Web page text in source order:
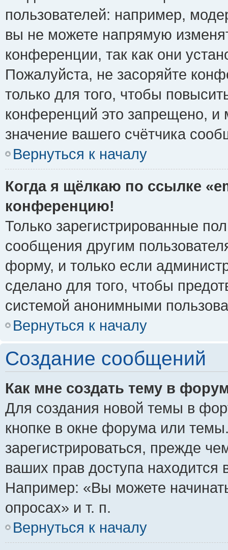
пользователей: например,
вы не можете напрямую
конференции, так как они
Пожалуйста, не засоряйте
только для того, чтобы
конференций это запрещено, и
значение вашего счётчика
Вернуться к началу
Когда я щёлкаю по ссылке
конференцию!
Только зарегистрированные
сообщения другим
форму, и только если
сделано для того, чтобы
системой анонимными
Вернуться к началу
Создание сообщений
Как мне создать тему в
Для создания новой темы в
кнопке в окне форума или
зарегистрироваться, прежде
ваших прав доступа
Например: «Вы можете
опросах» и т. п.
Вернуться к началу